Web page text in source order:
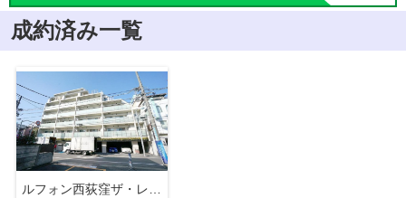
成約済み一覧
ルフォン西荻窪ザ・レジデンス